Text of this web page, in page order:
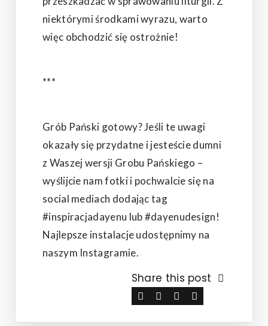
niektórymi środkami wyrazu, warto
więc obchodzić się ostrożnie!
***
Grób Pański gotowy? Jeśli te uwagi
okazały się przydatne i jesteście dumni
z Waszej wersji Grobu Pańskiego –
wyślijcie nam fotki i pochwalcie się na
social mediach dodając tag
#inspiracjadayenu lub #dayenudesign!
Najlepsze instalacje udostępnimy na
naszym Instagramie.
Share this post